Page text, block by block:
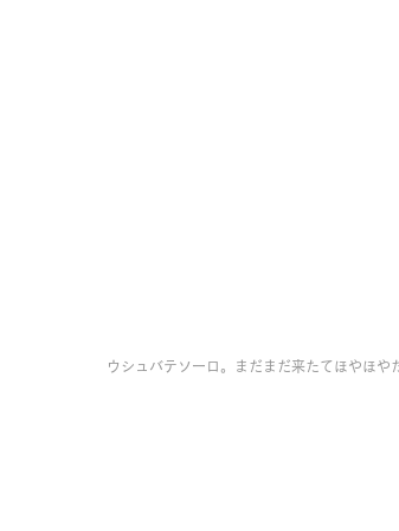
ウシュバテソーロ。まだまだ来たてほやほ